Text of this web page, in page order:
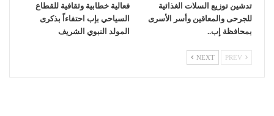
تدشين توزيع السلات الغذائية
للجرحى والمعاقين وأسر الأسرى
بمحافظة إب..
فعالية خطابية وثقافية للقطاع
السياحي بإب احتفاءاً بذكرى
المولد النبوي الشريف
NEXT